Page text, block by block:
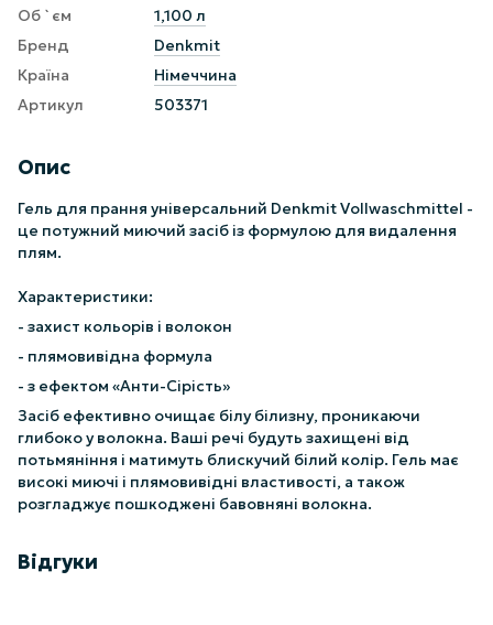
Об `єм
1,100 л
Бренд
Denkmit
Країна
Німеччина
Артикул
503371
Опис
Гель для прання універсальний Denkmit Vollwaschmittel -
це потужний миючий засіб із формулою для видалення
плям.
Характеристики:
- захист кольорів і волокон
- плямовивідна формула
- з ефектом «Анти-Сірість»
Засіб ефективно очищає білу білизну, проникаючи
глибоко у волокна. Ваші речі будуть захищені від
потьмяніння і матимуть блискучий білий колір. Гель має
високі миючі і плямовивідні властивості, а також
розгладжує пошкоджені бавовняні волокна.
Відгуки